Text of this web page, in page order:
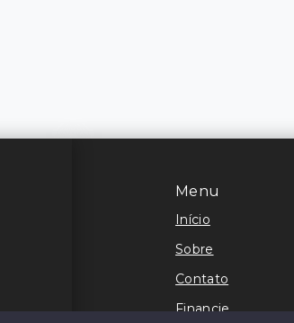
Menu
Início
Sobre
Contato
Financie